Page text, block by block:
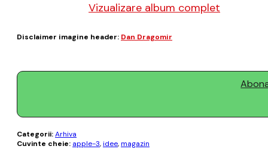
Vizualizare album complet
Disclaimer imagine header: Dan Dragomir
Categorii:Arhiva
Cuvinte cheie: apple-3,idee,magazin